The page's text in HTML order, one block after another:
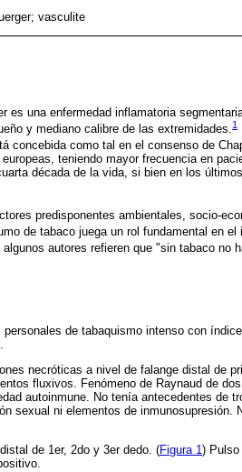
vasculite
es una enfermedad inflamatoria
y mediano calibre de las extremidades. 1
concebida como tal en el consenso de
teniendo mayor frecuencia en
década de la vida, si bien en los
predisponentes ambientales, socio-
de tabaco juega un rol fundamental en
autores refieren que "sin tabaco no
de tabaquismo intenso con
necróticas a nivel de falange distal de
fluxivos. Fenómeno de Raynaud de
autoinmune. No tenía antecedentes de
sexual ni elementos de inmunosupresión.
de 1er, 2do y 3er dedo. (Figura 1) Pulso